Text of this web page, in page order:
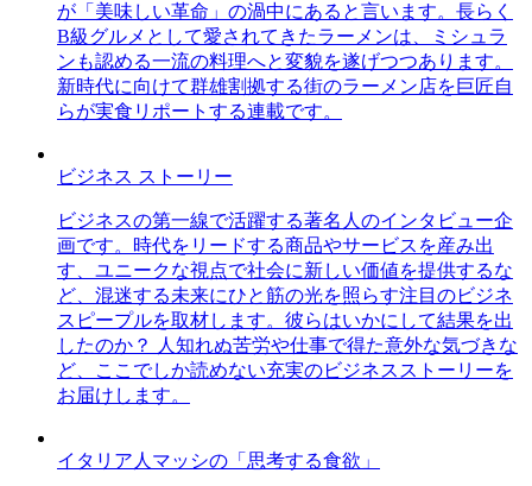
が「美味しい革命」の渦中にあると言います。長らく
B級グルメとして愛されてきたラーメンは、ミシュラ
ンも認める一流の料理へと変貌を遂げつつあります。
新時代に向けて群雄割拠する街のラーメン店を巨匠自
らが実食リポートする連載です。
ビジネス ストーリー
ビジネスの第一線で活躍する著名人のインタビュー企
画です。時代をリードする商品やサービスを産み出
す、ユニークな視点で社会に新しい価値を提供するな
ど、混迷する未来にひと筋の光を照らす注目のビジネ
スピープルを取材します。彼らはいかにして結果を出
したのか？ 人知れぬ苦労や仕事で得た意外な気づきな
ど、ここでしか読めない充実のビジネスストーリーを
お届けします。
イタリア人マッシの「思考する食欲」